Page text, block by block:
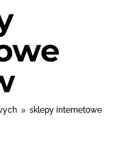
9 sklepy internetowe